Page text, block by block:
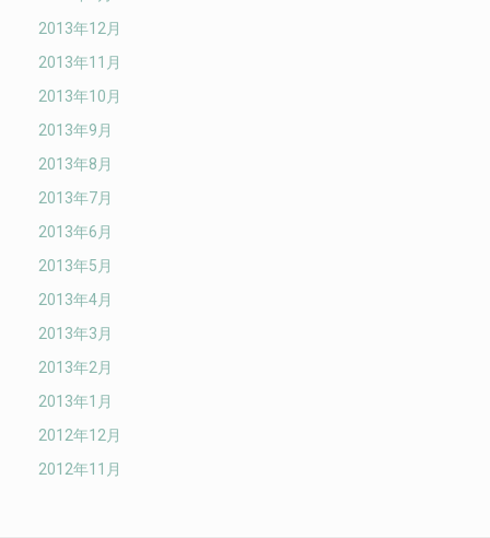
2013年12月
2013年11月
2013年10月
2013年9月
2013年8月
2013年7月
2013年6月
2013年5月
2013年4月
2013年3月
2013年2月
2013年1月
2012年12月
2012年11月